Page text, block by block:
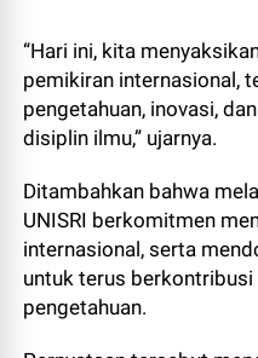
“Hari ini, kita
pemikiran internasional,
pengetahuan, inovasi,
disiplin ilmu,” ujarnya.
Ditambahkan bahwa
UNISRI berkomitmen
internasional, serta
untuk terus
pengetahuan.